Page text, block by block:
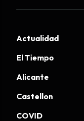
Actualidad
El Tiempo
Alicante
Castellon
COVID